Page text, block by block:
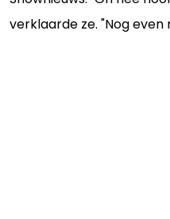
verklaarde ze. "Nog even